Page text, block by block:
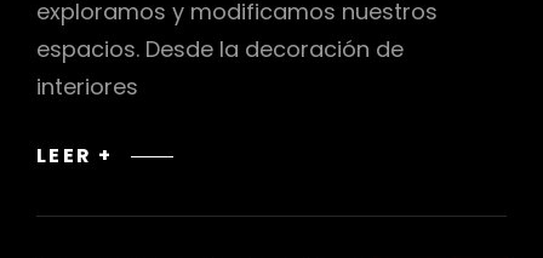
exploramos y modificamos nuestros
espacios. Desde la decoración de
interiores
LEER +
CREACIÓN
AMBIENTES